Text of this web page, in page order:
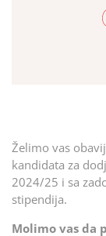
Želimo vas
kandidata za
2024/25 i sa
stipendija.
Molimo vas da